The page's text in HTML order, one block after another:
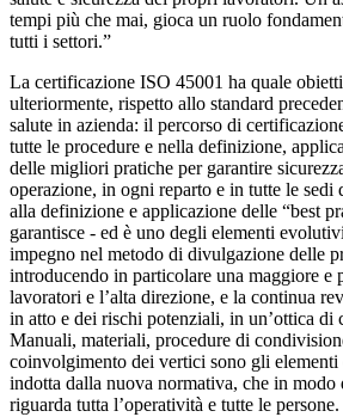
tempi più che mai, gioca un ruolo
tutti i settori.”
La certificazione ISO 45001 ha quale
ulteriormente, rispetto allo standard
salute in azienda: il percorso di
tutte le procedure e nella definizione,
delle migliori pratiche per garantire
operazione, in ogni reparto e in tutte le
alla definizione e applicazione delle “best
garantisce - ed è uno degli elementi
impegno nel metodo di divulgazione delle
introducendo in particolare una maggiore e
lavoratori e l’alta direzione, e la continua
in atto e dei rischi potenziali, in un’ottica di
Manuali, materiali, procedure di
coinvolgimento dei vertici sono gli elementi
indotta dalla nuova normativa, che in modo
riguarda tutta l’operatività e tutte le persone.